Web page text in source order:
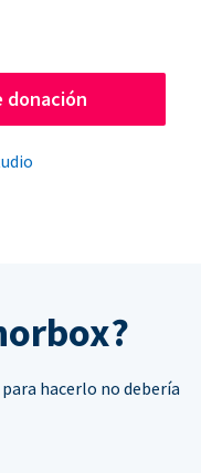
donación
hacerlo no debería